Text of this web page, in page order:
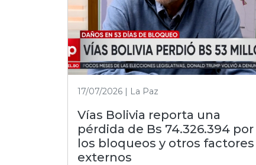
17/07/2026 | La Paz
Vías Bolivia reporta una
pérdida de Bs 74.326.394 por
los bloqueos y otros factores
externos